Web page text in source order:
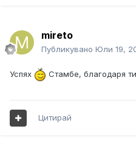
mireto
Публикувано Юли 19,
Успях Стамбе, благодаря
Цитирай